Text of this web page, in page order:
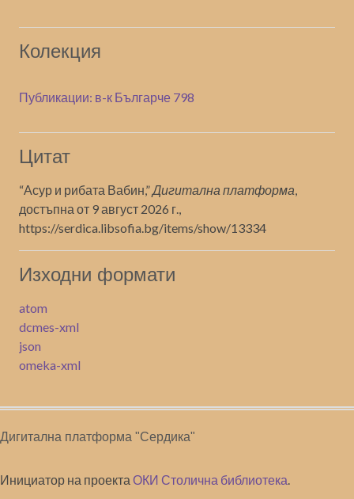
Колекция
Публикации: в-к Българче 798
Цитат
“Асур и рибата Вабин,”Дигитална платформа,
достъпна от 9 август 2026 г.,
https://serdica.libsofia.bg/items/show/13334
Изходни формати
atom
dcmes-xml
json
omeka-xml
Дигитална платформа "Сердика"
Инициатор на проекта ОКИ Столична библиотека.